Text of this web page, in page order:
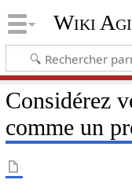
Wiki
Considérez
comme un